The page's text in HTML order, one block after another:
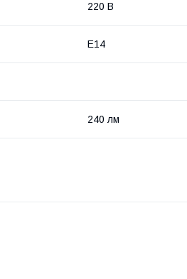
220 В
E14
240 лм